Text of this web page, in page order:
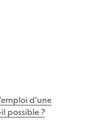
d'une
possible ?